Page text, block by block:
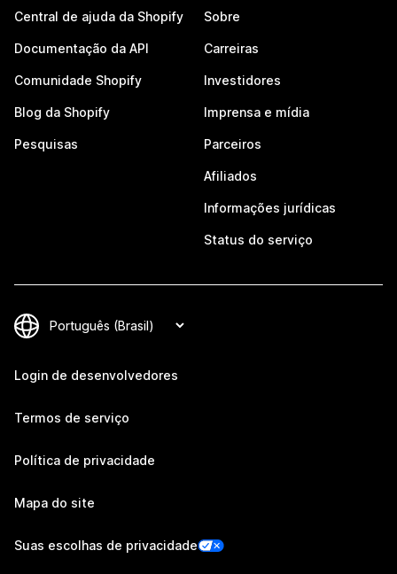
Central de ajuda da Shopify
Documentação da API
Comunidade Shopify
Blog da Shopify
Pesquisas
Sobre
Carreiras
Investidores
Imprensa e mídia
Parceiros
Afiliados
Informações jurídicas
Status do serviço
Login de desenvolvedores
Termos de serviço
Política de privacidade
Mapa do site
Suas escolhas de privacidade